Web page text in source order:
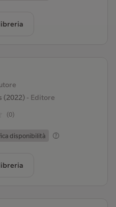
(2022)- Editore
(0)
disponibilità